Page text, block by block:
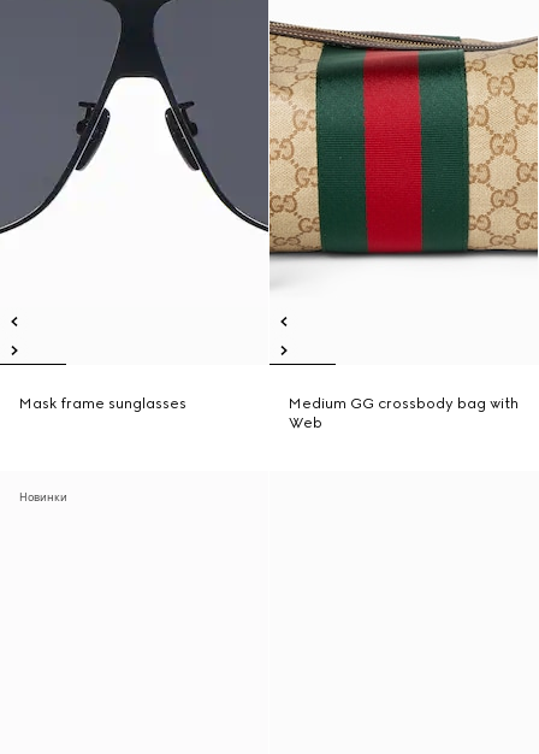
Mask frame sunglasses
Medium GG crossbody bag with
Web
Новинки